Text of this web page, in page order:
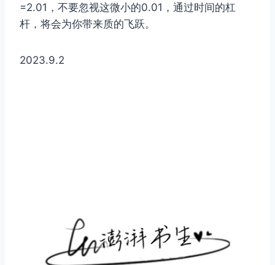
=2.01，不要忽视这微小的0.01，通过时间的杠
杆，将会为你带来质的飞跃。
2023.9.2